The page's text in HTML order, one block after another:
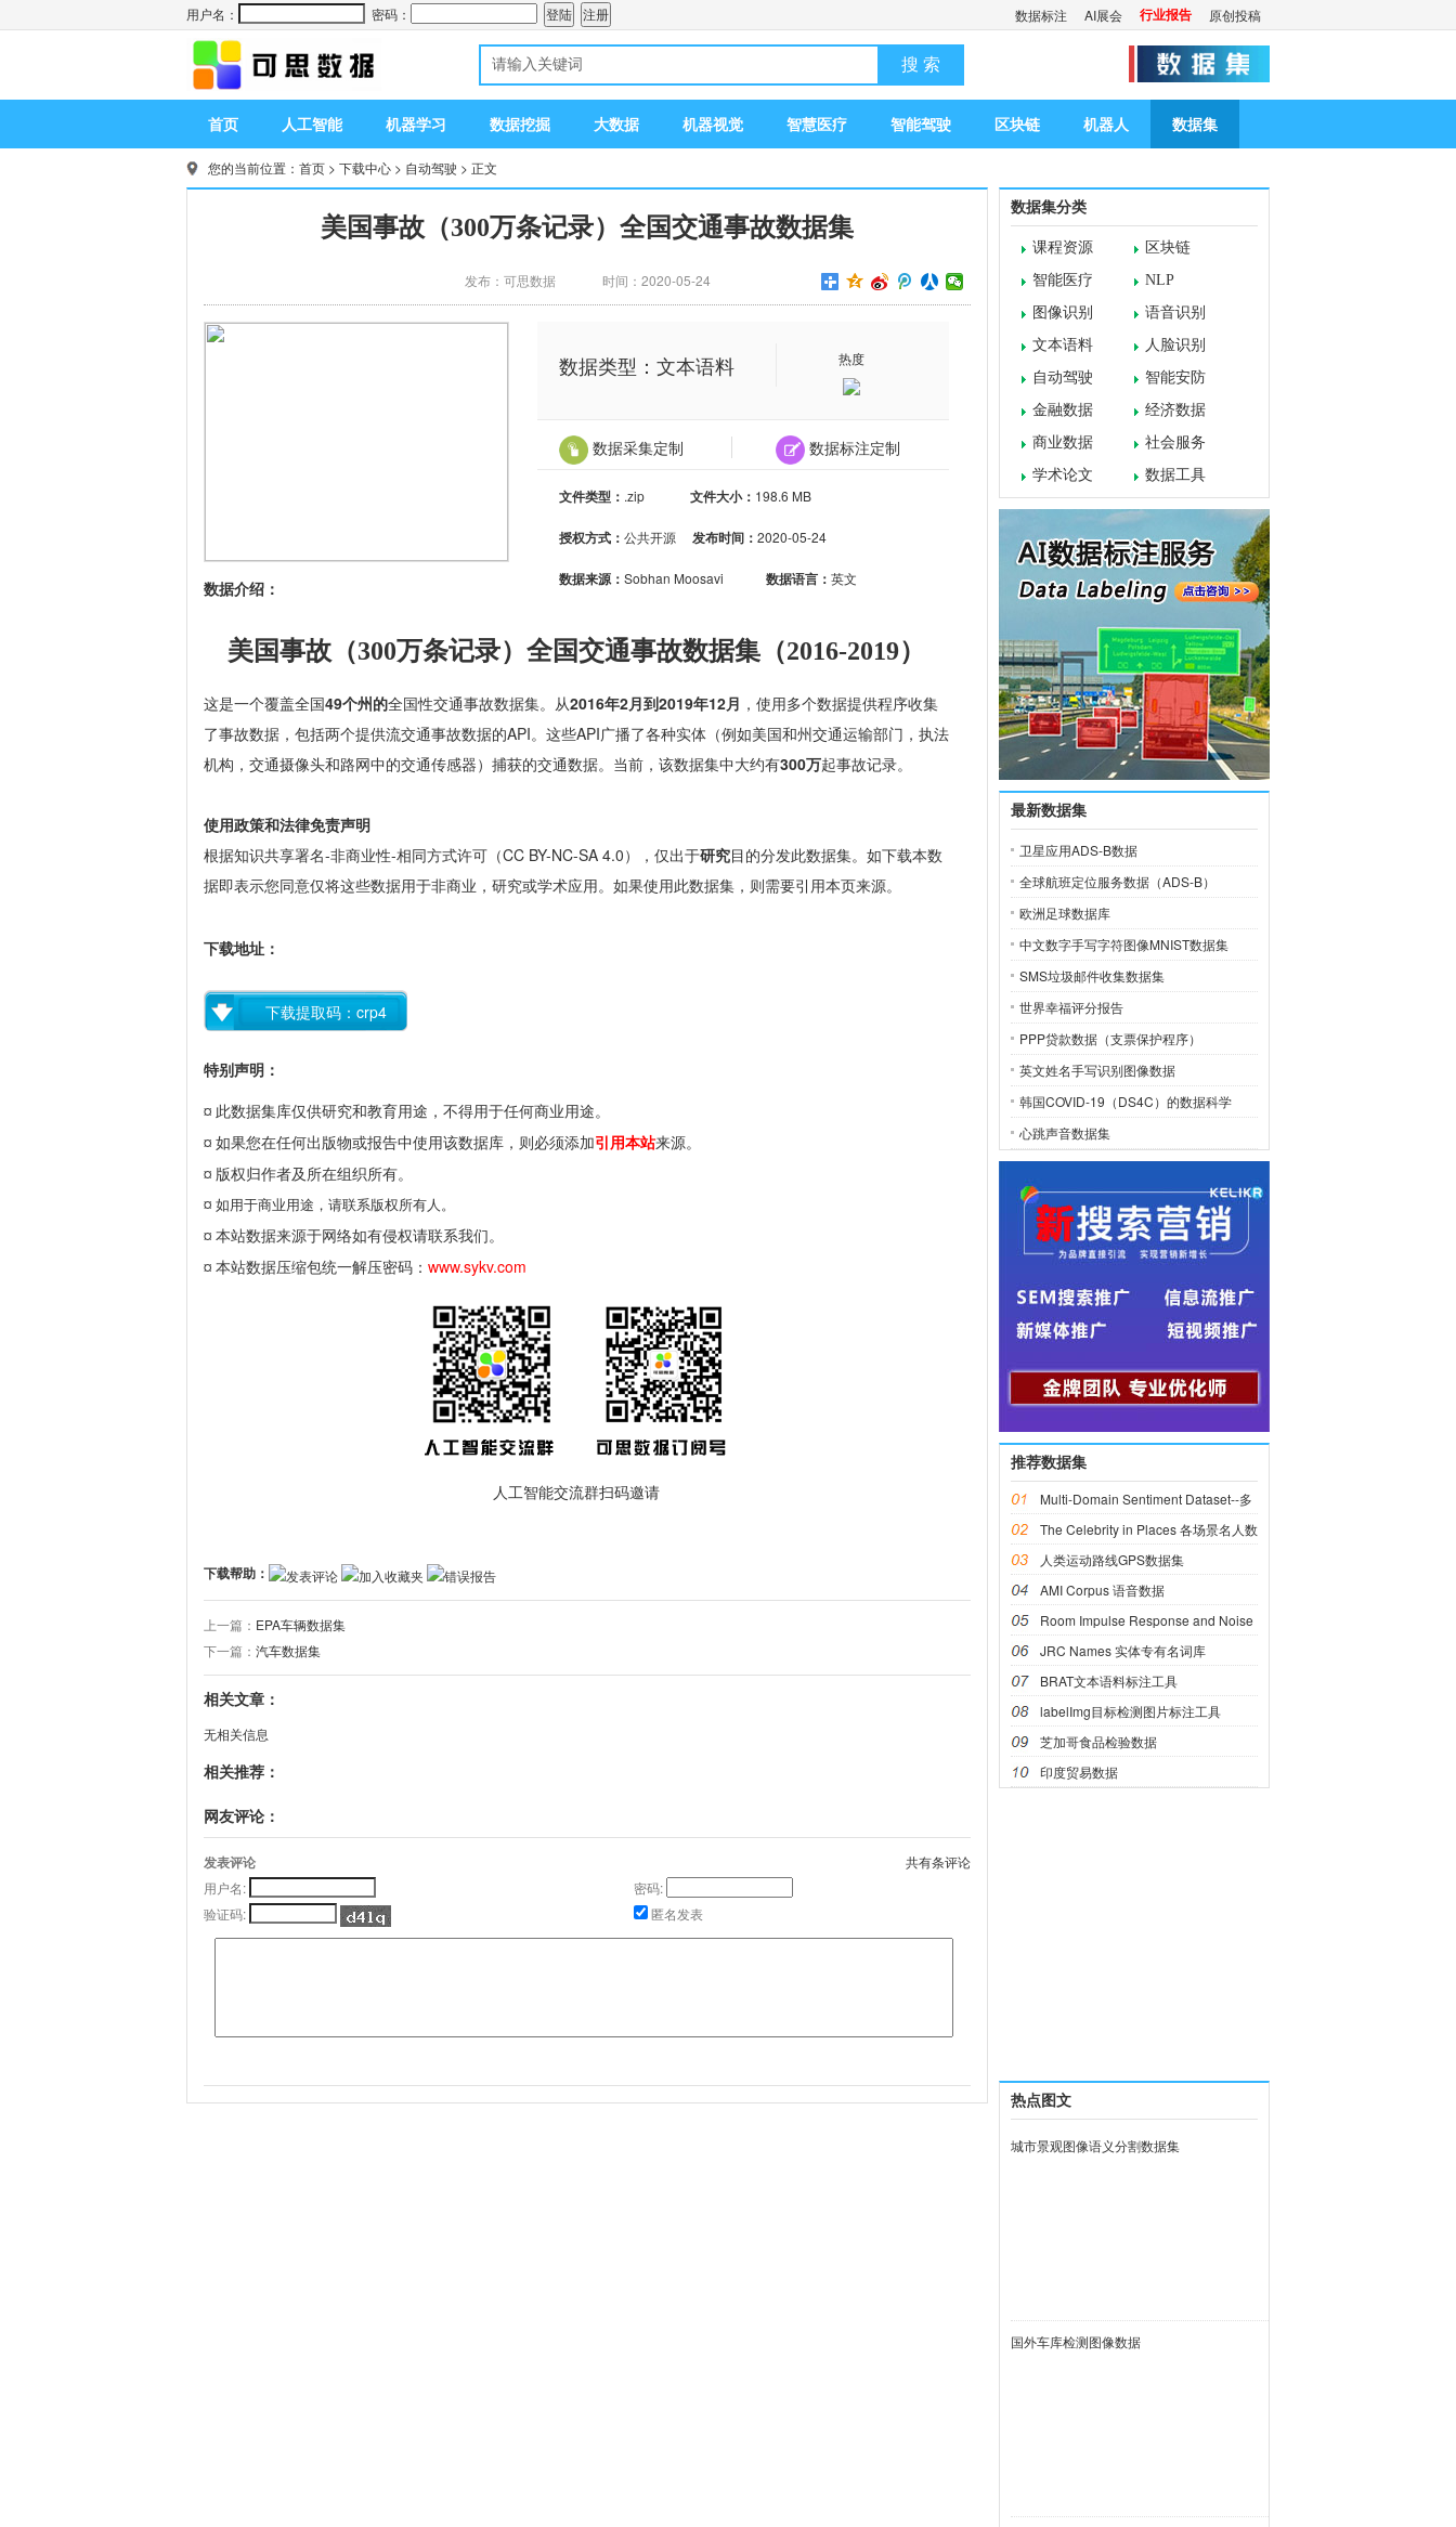
原创投稿
行业报告
AI展会
数据标注
用户名： 密码：
搜 索
首页 人工智能 机器学习 数据挖掘 大数据 机器视觉 智慧医疗 智能驾驶 区块链 机器人 数据集
您的当前位置： 首页 > 下载中心 > 自动驾驶 > 正文
美国事故（300万条记录）全国交通事故数据集
发布：可思数据 时间：2020-05-24
数据类型：文本语料 热度
数据采集定制 数据标注定制
文件类型： .zip 文件大小： 198.6 MB
授权方式： 公共开源 发布时间： 2020-05-24
数据来源： Sobhan Moosavi 数据语言： 英文
数据介绍：
美国事故（300万条记录） 全国交通事故数据集（2016-2019）
这是一个覆盖全国49个州的全国性交通事故数据集。 从2016年2月到2019年12月 ，使用多个数据提供程序收集
了事故数据 ，包括两个提供流交通事故数据的API。 这些API广播了各种实体（例如美国和州交通运输部门，执法
机构，交通摄像头和路网中的交通传感器）捕获的交通数据。 当前， 该数据集中大约有300万起事故记录。
使用政策和法律免责声明
根据知识共享署名-非商业性-相同方式许可（CC BY-NC-SA 4.0）， 仅出于研究目的分发此数据集。如下载本数
据即表示您同意仅将这些数据用于非商业，研究或学术应用。 如果使用此数据集，则需要引用本页来源。
下载地址：
下载提取码：crp4
特别声明：
¤ 此数据集库仅供研究和教育用途，不得用于任何商业用途。
¤ 如果您在任何出版物或报告中使用该数据库，则必须添加引用本站来源。
¤ 版权归作者及所在组织所有。
¤ 如用于商业用途，请联系版权所有人。
¤ 本站数据来源于网络如有侵权请联系我们。
¤ 本站数据压缩包统一解压密码： www.sykv.com
人工智能交流群扫码邀请
下载帮助： 发表评论 加入收藏夹 错误报告
上一篇： EPA车辆数据集
下一篇： 汽车数据集
相关文章：
无相关信息
相关推荐：
网友评论：
发表评论 共有条评论
用户名:
密码:
验证码:
匿名发表
数据集分类
课程资源
区块链
智能医疗
NLP
图像识别
语音识别
文本语料
人脸识别
自动驾驶
智能安防
金融数据
经济数据
商业数据
社会服务
学术论文
数据工具
最新数据集
卫星应用ADS-B数据
全球航班定位服务数据（ADS-B）
欧洲足球数据库
中文数字手写字符图像MNIST数据集
SMS垃圾邮件收集数据集
世界幸福评分报告
PPP贷款数据（支票保护程序）
英文姓名手写识别图像数据
韩国COVID-19（DS4C）的数据科学
心跳声音数据集
推荐数据集
Multi-Domain Sentiment Dataset--多
域情感数据集
The Celebrity in Places 各场景名人数
据集
人类运动路线GPS数据集
AMI Corpus 语音数据
Room Impulse Response and Noise
语音数据
JRC Names 实体专有名词库
BRAT文本语料标注工具
labelImg目标检测图片标注工具
芝加哥食品检验数据
印度贸易数据
热点图文
城市景观图像语义分割数据集
国外车库检测图像数据